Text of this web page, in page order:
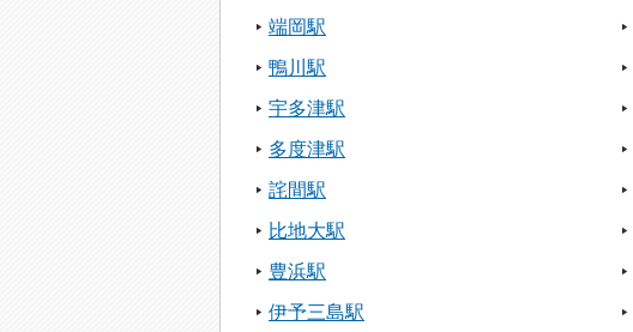
端岡駅
鴨川駅
宇多津駅
多度津駅
詫間駅
比地大駅
豊浜駅
伊予三島駅